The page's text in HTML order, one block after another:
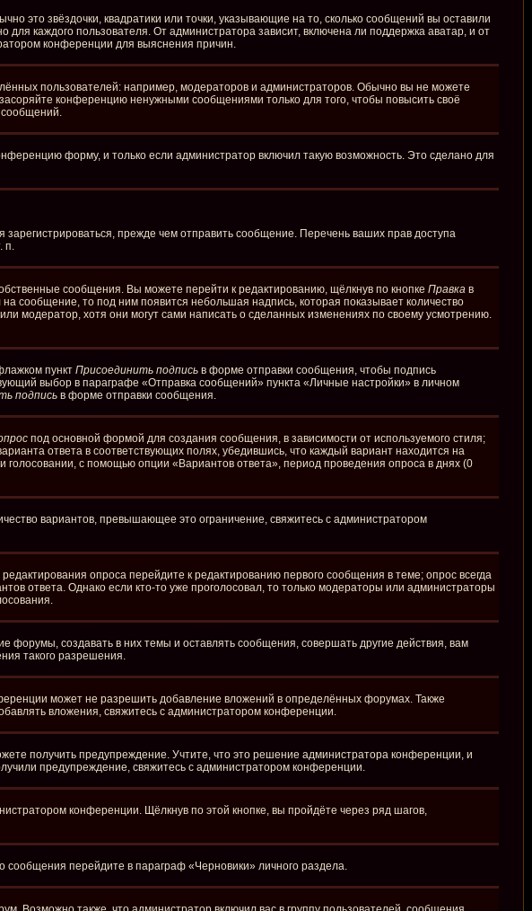
это звёздочки, квадратики или точки, указывающие на то, сколько сообщений вы оставили
каждого пользователя. От администратора зависит, включена ли поддержка аватар, и от
конференции для выяснения причин.
пользователей: например, модераторов и администраторов. Обычно вы не можете
конференцию ненужными сообщениями только для того, чтобы повысить своё
сообщений.
форму, и только если администратор включил такую возможность. Это сделано для
прежде чем отправить сообщение. Перечень ваших прав доступа
п.
сообщения. Вы можете перейти к редактированию, щёлкнув по кнопке Правка в
сообщение, то под ним появится небольшая надпись, которая показывает количество
модератор, хотя они могут сами написать о сделанных изменениях по своему усмотрению.
пункт Присоединить подпись в форме отправки сообщения, чтобы подпись
выбор в параграфе «Отправка сообщений» пункта «Личные настройки» в личном
подпись в форме отправки сообщения.
под основной формой для создания сообщения, в зависимости от используемого стиля;
ответа в соответствующих полях, убедившись, что каждый вариант находится на
голосовании, с помощью опции «Вариантов ответа», период проведения опроса в днях (0
вариантов, превышающее это ограничение, свяжитесь с администратором
опроса перейдите к редактированию первого сообщения в теме; опрос всегда
ответа. Однако если кто-то уже проголосовал, то только модераторы или администраторы
создавать в них темы и оставлять сообщения, совершать другие действия, вам
такого разрешения.
может не разрешить добавление вложений в определённых форумах. Также
вложения, свяжитесь с администратором конференции.
получить предупреждение. Учтите, что это решение администратора конференции, и
предупреждение, свяжитесь с администратором конференции.
конференции. Щёлкнув по этой кнопке, вы пройдёте через ряд шагов,
сообщения перейдите в параграф «Черновики» личного раздела.